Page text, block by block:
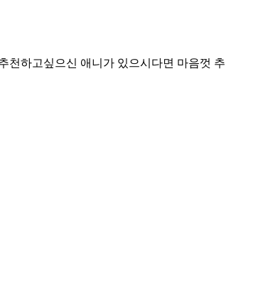
천하고싶으신 애니가 있으시다면 마음껏 추